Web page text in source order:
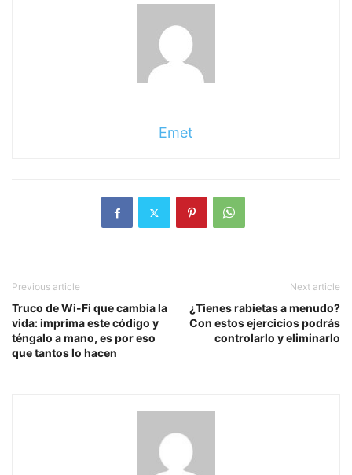
Emet
Previous article
Truco de Wi-Fi que cambia la
vida: imprima este código y
téngalo a mano, es por eso
que tantos lo hacen
Next article
¿Tienes rabietas a menudo?
Con estos ejercicios podrás
controlarlo y eliminarlo